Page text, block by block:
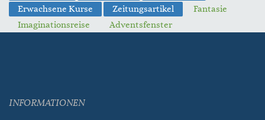
Erwachsene Kurse
Zeitungsartikel
Fantasie
Imaginationsreise
Adventsfenster
INFORMATIONEN